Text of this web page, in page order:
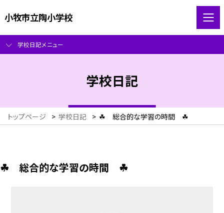
小牧市立陶小学校
学校日記メニュー
学校日記
トップページ > 学校日記 > ☘ 総合的な学習の時間 ☘
☘ 総合的な学習の時間 ☘